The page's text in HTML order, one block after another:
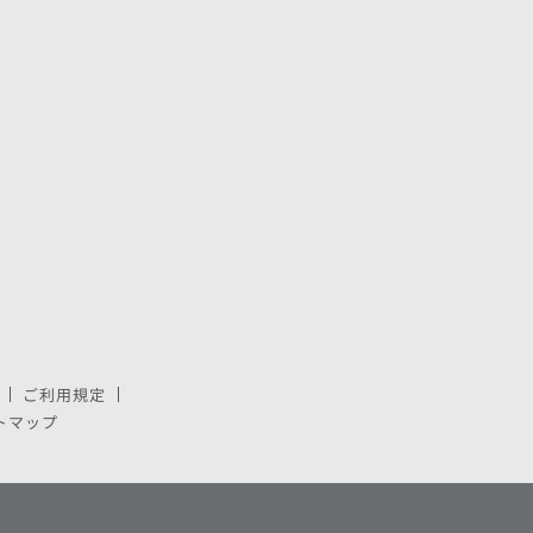
きます。
ウィンドウで開きます。
ご利用規定
マップ